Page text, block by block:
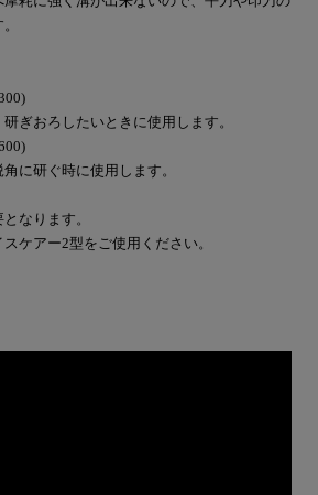
ぎおろしたいときに使用します。
に研ぐ時に使用します。
なります。
ケアー2型をご使用ください。